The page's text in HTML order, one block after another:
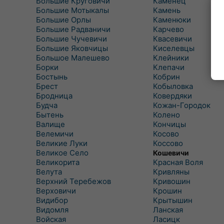
Большие Мотыкалы
Большие Орлы
Большие Радваничи
Большие Чучевичи
Большие Яковчицы
Большое Малешево
Борки
Бостынь
Брест
Бродница
Будча
Бытень
Валище
Велемичи
Великие Луки
Великое Село
Великорита
Велута
Верхний Теребежов
Верховичи
Видибор
Видомля
Войская
Камень
Каменюки
Карчево
Квасевичи
Киселевцы
Клейники
Клепачи
Кобрин
Кобыловка
Ковердяки
Кожан-Городок
Колено
Кончицы
Косово
Коссово
Кошевичи
Красная Воля
Кривляны
Кривошин
Крошин
Крытышин
Ланская
Ласицк